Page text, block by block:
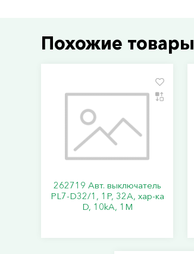
Похожие товары
262719 Авт. выключатель
PL7-D32/1, 1P, 32A, хар-ка
D, 10kA, 1M